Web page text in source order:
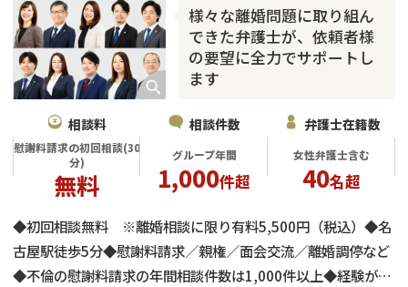
様々な離婚問題に取り組ん
できた弁護士が、依頼者様
の要望に全力でサポートし
ます
相談料
慰謝料請求の初回相談(30
分)
無料
相談件数
グループ年間
1,000件超
弁護士在籍数
女性弁護士含む
40名超
◆初回相談無料 ※離婚相談に限り有料5,500円（税込）◆名
古屋駅徒歩5分◆慰謝料請求／親権／面会交流／離婚調停など
◆不倫の慰謝料請求の年間相談件数は1,000件以上◆経験があ